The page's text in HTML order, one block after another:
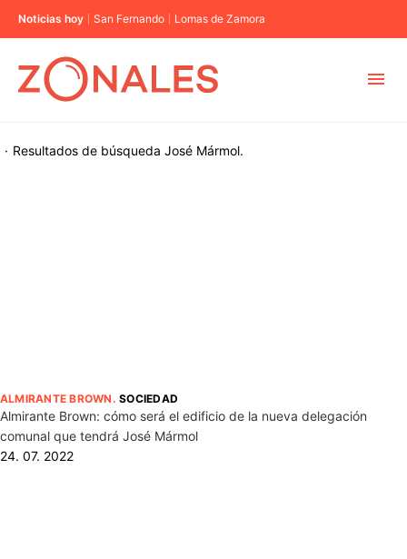
Noticias hoy San Fernando Lomas de Zamora
Resultados de búsqueda
· José Mármol.
ALMIRANTE BROWN .SOCIEDAD
Almirante Brown: cómo será el edificio de la nueva delegación
comunal que tendrá José Mármol
24. 07. 2022